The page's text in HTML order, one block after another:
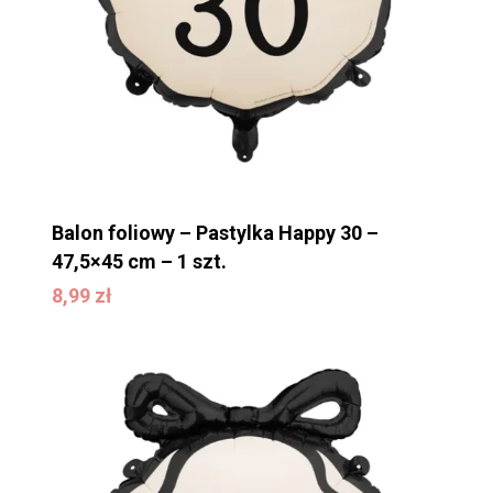
Balon foliowy – Pastylka Happy 30 –
47,5×45 cm – 1 szt.
8,99 zł
8,99